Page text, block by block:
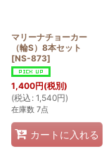
マリーナチョーカー
（輪S）8本セット
[NS-873]
1,400円(税別)
(税込 : 1,540円)
在庫数 7点
カートに入れる